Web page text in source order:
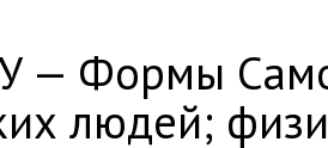
— Формы
людей;